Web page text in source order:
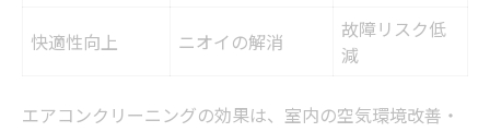
術
松伏町特有の気候とエアコンクリーニング
活用ポイント
快適性向上 ニオイの解消
故障リスク低
減
エアコンクリーニングの効果は、室内の空気環境改善・